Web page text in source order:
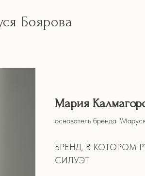
Боярова
Мария
основатель бренда
БРЕНД, В КОТОРОМ
СИЛУЭТ